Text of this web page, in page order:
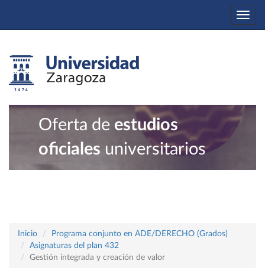
Oferta de estudios
oficiales universitarios
Inicio
Programa conjunto en ADE/DERECHO (Grados)
Asignaturas del plan 432
Gestión integrada y creación de valor